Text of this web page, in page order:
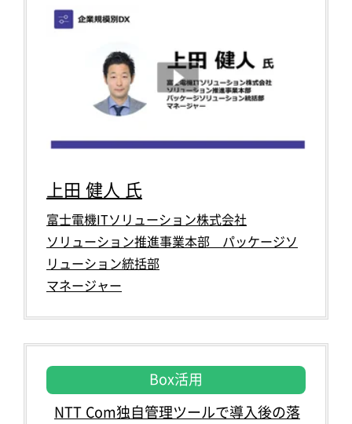
上田 健人 氏
富士電機ITソリューション株式会社
ソリューション推進事業本部 パッケージソ
リューション統括部
マネージャー
Box活用
NTT Com独自管理ツールで導入後の落